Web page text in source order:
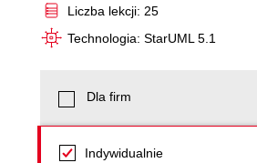
Liczba lekcji: 25
Technologia: StarUML 5.1
Dla firm
Indywidualnie